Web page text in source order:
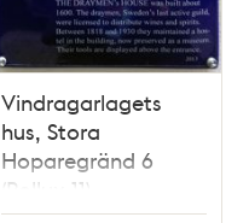
Vindragarlagets
hus, Stora
Hoparegränd 6
(Pollux 11)